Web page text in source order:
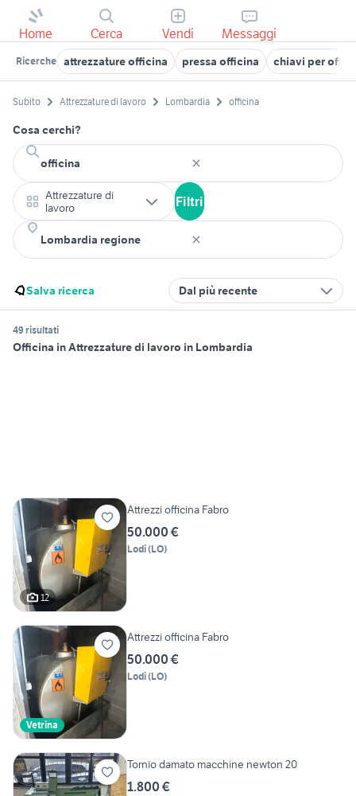
Home Cerca Vendi Messaggi
Ricerche attrezzature officina pressa officina chiavi per
Subito Attrezzature di lavoro Lombardia officina
Cosa cerchi?
Attrezzature di
lavoro
Filtri
Salva ricerca Dal più recente
49 risultati
Officina in Attrezzature di lavoro in Lombardia
12
Attrezzi officina Fabro
50.000 €
Lodi(LO)
Vetrina
Attrezzi officina Fabro
50.000 €
Lodi(LO)
Tornio damato macchine newton 20
1.800 €